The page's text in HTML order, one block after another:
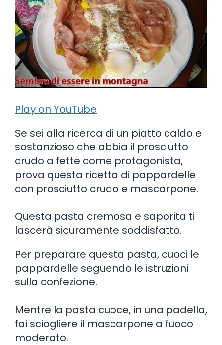
Play on YouTube
Se sei alla ricerca di un piatto caldo e
sostanzioso che abbia il prosciutto
crudo a fette come protagonista,
prova questa ricetta di pappardelle
con prosciutto crudo e mascarpone.
Questa pasta cremosa e saporita ti
lascerà sicuramente soddisfatto.
Per preparare questa pasta, cuoci le
pappardelle seguendo le istruzioni
sulla confezione.
Mentre la pasta cuoce, in una padella,
fai sciogliere il mascarpone a fuoco
moderato.